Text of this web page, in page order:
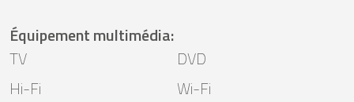
Équipement multimédia:
TV
DVD
Hi-Fi
Wi-Fi